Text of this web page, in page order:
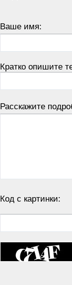
Ваше имя:
Кратко опишите
Расскажите
Код с картинки: